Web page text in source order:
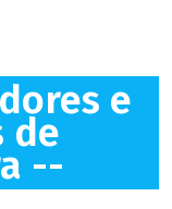
e
de
--